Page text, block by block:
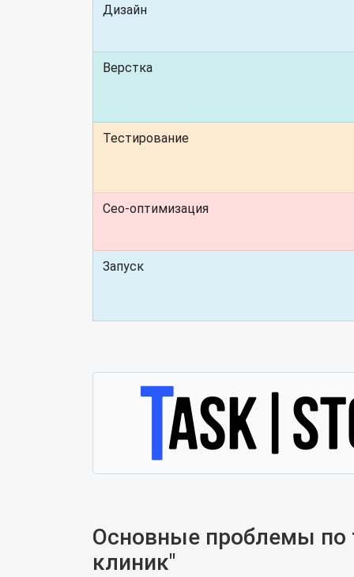
Дизайн
Верстка
Тестирование
Сео-оптимизация
Запуск
Основные проблемы по
клиник"